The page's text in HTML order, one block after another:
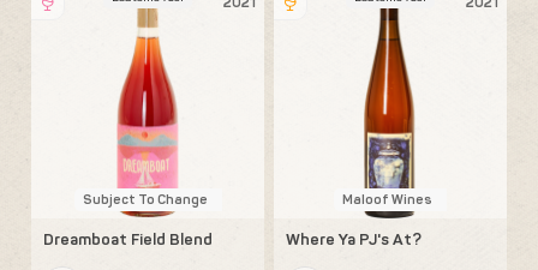
Subject To Change
Dreamboat Field Blend
Maloof Wines
Where Ya PJ's At?